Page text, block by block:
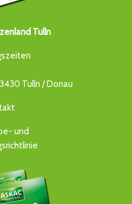
Tulln
Tulln / Donau
und